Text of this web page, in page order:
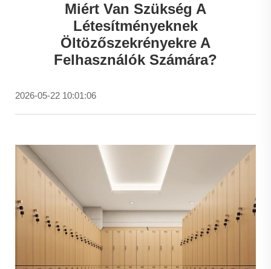
Miért Van Szükség A
Létesítményeknek
Öltözőszekrényekre A
Felhasználók Számára?
2026-05-22 10:01:06